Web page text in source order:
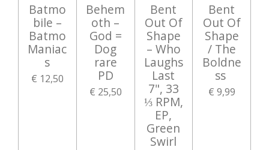
Batmo
bile ‎–
Batmo
Maniac
s
€ 12,50
Behem
oth –
God =
Dog
rare
PD
€ 25,50
Bent
Out Of
Shape
– Who
Laughs
Last
7", 33
⅓ RPM,
EP,
Green
Swirl
Bent
Out Of
Shape
/ The
Boldne
ss ‎
€ 9,99